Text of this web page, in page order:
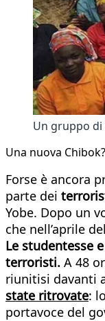
Un gruppo di
Una nuova Chibok?
Forse è ancora
parte dei
Yobe. Dopo un
che nell’aprile
Le studentesse
terroristi. A 48
riunitisi davanti
state ritrovate:
portavoce del